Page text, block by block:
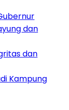
dan
dan
Kampung